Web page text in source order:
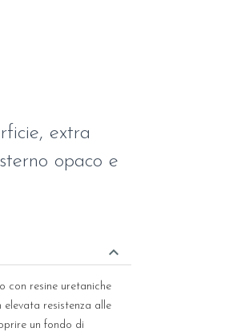
extra
opaco e
keyboard_arrow_down
con resine uretaniche
resistenza alle
un fondo di